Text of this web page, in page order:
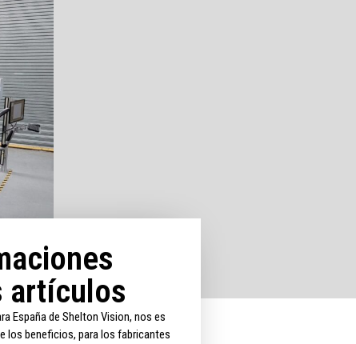
artículos
España de Shelton Vision, nos es
los beneficios, para los fabricantes